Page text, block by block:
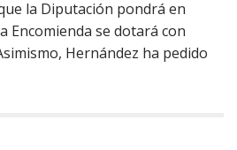
la Diputación pondrá en
Encomienda se dotará con
Hernández ha pedido